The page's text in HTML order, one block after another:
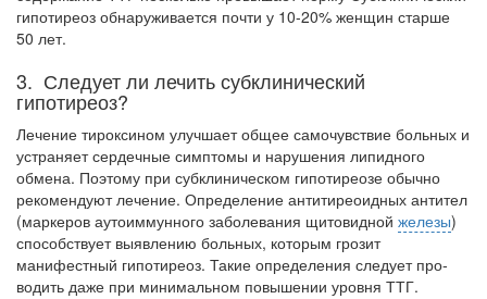
заключается в
нахождении одного из
больничной палате
бесплатно, в течении всего срока лечения...
гипотиреоз обнаруживается почти у 10-20% женщин старше
50 лет.
3. Следует ли лечить субклинический
гипотиреоз?
Лечение тироксином улучшает общее самочувствие больных и
устраняет сердеч­ные симптомы и нарушения липидного
обмена. Поэтому при субклиническом гипо­тиреозе обычно
рекомендуют лечение. Определение антитиреоидных антител
(мар­керов аутоиммунного заболевания щитовидной железы)
способствует выявлению больных, которым грозит
манифестный гипотиреоз. Такие определения следует про­
водить даже при минимальном повышении уровня ТТГ.